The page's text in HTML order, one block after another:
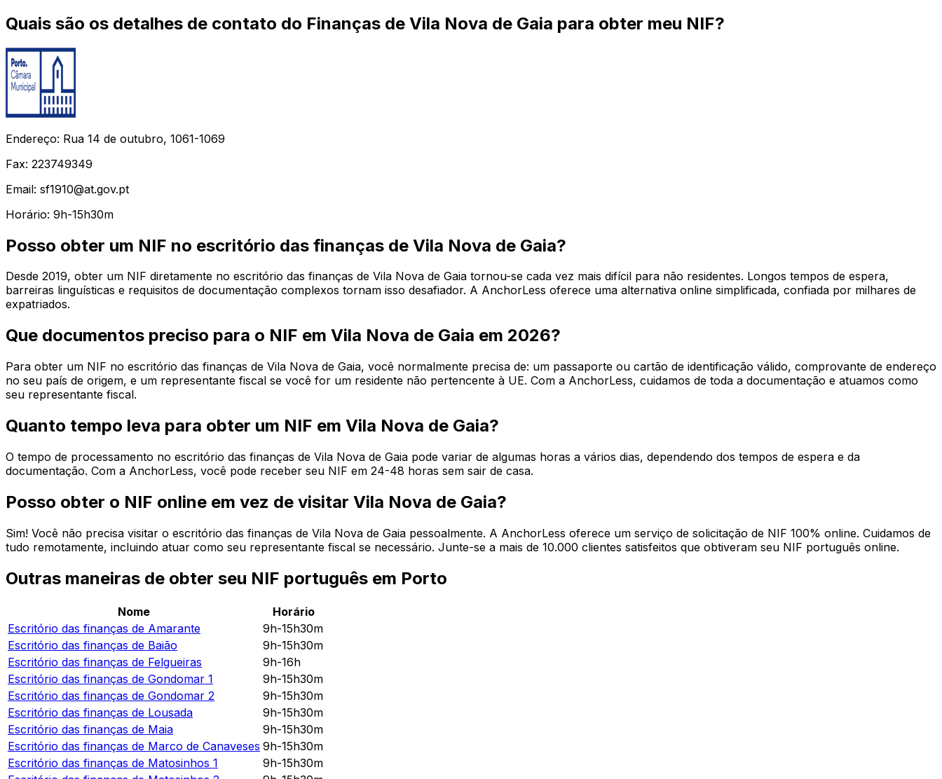
Quais são os detalhes de contato do Finanças de Vila Nova de Gaia para obter meu NIF?
Endereço: Rua 14 de outubro, 1061-1069
Fax: 223749349
Email: sf1910@at.gov.pt
Horário: 9h-15h30m
Posso obter um NIF no escritório das finanças de Vila Nova de Gaia?
Desde 2019, obter um NIF diretamente no escritório das finanças de Vila Nova de Gaia tornou-se cada vez mais difícil para não residentes. Longos tempos de espera,
barreiras linguísticas e requisitos de documentação complexos tornam isso desafiador. A AnchorLess oferece uma alternativa online simplificada, confiada por milhares de
expatriados.
Que documentos preciso para o NIF em Vila Nova de Gaia em 2026?
Para obter um NIF no escritório das finanças de Vila Nova de Gaia, você normalmente precisa de: um passaporte ou cartão de identificação válido, comprovante de endereço
no seu país de origem, e um representante fiscal se você for um residente não pertencente à UE. Com a AnchorLess, cuidamos de toda a documentação e atuamos como
seu representante fiscal.
Quanto tempo leva para obter um NIF em Vila Nova de Gaia?
O tempo de processamento no escritório das finanças de Vila Nova de Gaia pode variar de algumas horas a vários dias, dependendo dos tempos de espera e da
documentação. Com a AnchorLess, você pode receber seu NIF em 24-48 horas sem sair de casa.
Posso obter o NIF online em vez de visitar Vila Nova de Gaia?
Sim! Você não precisa visitar o escritório das finanças de Vila Nova de Gaia pessoalmente. A AnchorLess oferece um serviço de solicitação de NIF 100% online. Cuidamos de
tudo remotamente, incluindo atuar como seu representante fiscal se necessário. Junte-se a mais de 10.000 clientes satisfeitos que obtiveram seu NIF português online.
Outras maneiras de obter seu NIF português em Porto
Nome
Horário
Escritório das finanças de Amarante
9h-15h30m
Escritório das finanças de Baião
9h-15h30m
Escritório das finanças de Felgueiras
9h-16h
Escritório das finanças de Gondomar 1
9h-15h30m
Escritório das finanças de Gondomar 2
9h-15h30m
Escritório das finanças de Lousada
9h-15h30m
Escritório das finanças de Maia
9h-15h30m
Escritório das finanças de Marco de Canaveses 9h-15h30m
Escritório das finanças de Matosinhos 1
9h-15h30m